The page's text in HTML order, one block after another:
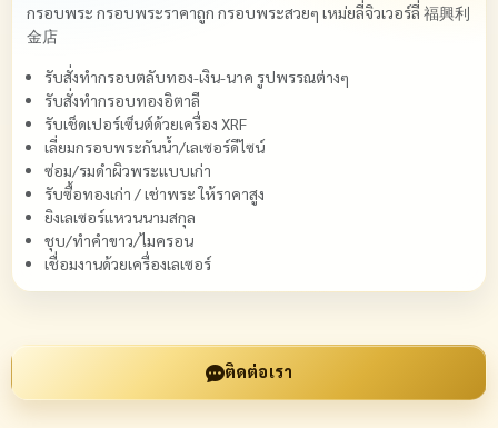
กรอบพระ กรอบพระราคาถูก กรอบพระสวยๆ เหม่ยลี่จิวเวอร์ลี่ 福興利
金店
รับสั่งทำกรอบตลับทอง-เงิน-นาค รูปพรรณต่างๆ
รับสั่งทำกรอบทองอิตาลี
รับเช็ดเปอร์เซ็นต์ด้วยเครื่อง XRF
เลี่ยมกรอบพระกันน้ำ/เลเซอร์ดีไซน์
ซ่อม/รมดำผิวพระแบบเก่า
รับซื้อทองเก่า / เช่าพระ ให้ราคาสูง
ยิงเลเซอร์แหวนนามสกุล
ชุบ/ทำคำขาว/ไมครอน
เชื่อมงานด้วยเครื่องเลเซอร์
ติดต่อเรา